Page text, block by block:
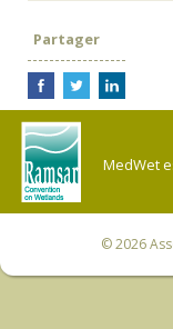
Partager
MedWet
© 2026